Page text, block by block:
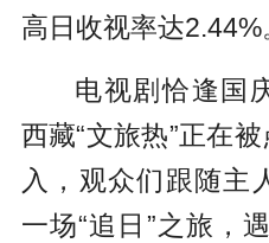
高日收视率达2.44%
电视剧恰逢国
西藏“文旅热”正在
入，观众们跟随主
一场“追日”之旅，